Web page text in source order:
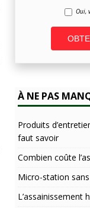
Oui,
À NE PAS
Produits
faut savoir
Combien coûte
Micro-station
L’assainissement